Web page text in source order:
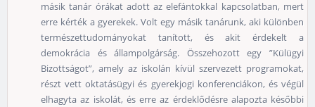
másik tanár órákat adott az elefántokkal kapcsolatban, mert
erre kérték a gyerekek. Volt egy másik tanárunk, aki különben
természettudományokat tanított, és akit érdekelt a
demokrácia és állampolgárság. Összehozott egy ”Külügyi
Bizottságot”, amely az iskolán kívül szervezett programokat,
részt vett oktatásügyi és gyerekjogi konferenciákon, és végül
elhagyta az iskolát, és erre az érdeklődésre alapozta későbbi